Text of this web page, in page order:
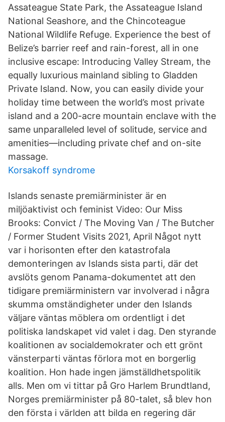
Assateague State Park, the Assateague Island
National Seashore, and the Chincoteague
National Wildlife Refuge. Experience the best of
Belize’s barrier reef and rain-forest, all in one
inclusive escape: Introducing Valley Stream, the
equally luxurious mainland sibling to Gladden
Private Island. Now, you can easily divide your
holiday time between the world’s most private
island and a 200-acre mountain enclave with the
same unparalleled level of solitude, service and
amenities—including private chef and on-site
massage.
Korsakoff syndrome
Islands senaste premiärminister är en
miljöaktivist och feminist Video: Our Miss
Brooks: Convict / The Moving Van / The Butcher
/ Former Student Visits 2021, April Något nytt
var i horisonten efter den katastrofala
demonteringen av Islands sista parti, där det
avslöts genom Panama-dokumentet att den
tidigare premiärministern var involverad i några
skumma omständigheter under den Islands
väljare väntas möblera om ordentligt i det
politiska landskapet vid valet i dag. Den styrande
koalitionen av socialdemokrater och ett grönt
vänsterparti väntas förlora mot en borgerlig
koalition. Hon hade ingen jämställdhetspolitik
alls. Men om vi tittar på Gro Harlem Brundtland,
Norges premiärminister på 80-talet, så blev hon
den första i världen att bilda en regering där